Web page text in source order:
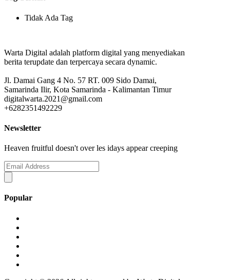
Tidak Ada Tag
Warta Digital adalah platform digital yang menyediakan
berita terupdate dan terpercaya secara dynamic.
Jl. Damai Gang 4 No. 57 RT. 009 Sido Damai,
Samarinda Ilir, Kota Samarinda - Kalimantan Timur
digitalwarta.2021@gmail.com
+6282351492229
Newsletter
Heaven fruitful doesn't over les idays appear creeping
Popular